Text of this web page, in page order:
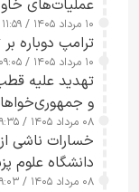
عملیات‌های
شدند
۱۰ مرداد ۱۴۰۵ / ۱۱:۵۹
ترامپ دوباره
۱۰ مرداد ۱۴۰۵ / ۰۹:۰۵
تهدید علیه
و
۰۸ مرداد ۱۴۰۵ / ۱۹:۳۵
خسارات ناشی
دانشگاه علوم
۰۸ مرداد ۱۴۰۵ / ۱۹:۰۳